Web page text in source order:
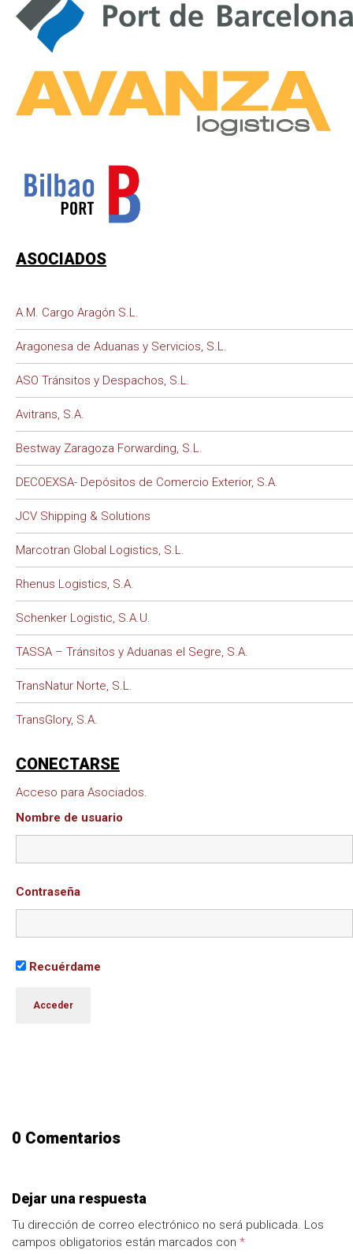
ASOCIADOS
A.M. Cargo Aragón S.L.
Aragonesa de Aduanas y Servicios, S.L.
ASO Tránsitos y Despachos, S.L.
Avitrans, S.A.
Bestway Zaragoza Forwarding, S.L.
DECOEXSA- Depósitos de Comercio Exterior, S.A.
JCV Shipping & Solutions
Marcotran Global Logistics, S.L.
Rhenus Logistics, S.A.
Schenker Logistic, S.A.U.
TASSA – Tránsitos y Aduanas el Segre, S.A.
TransNatur Norte, S.L.
TransGlory, S.A.
CONECTARSE
Acceso para Asociados.
Nombre de usuario
Contraseña
Recuérdame
0 Comentarios
Dejar una respuesta
Tu dirección de correo electrónico no será publicada. Los
campos obligatorios están marcados con *